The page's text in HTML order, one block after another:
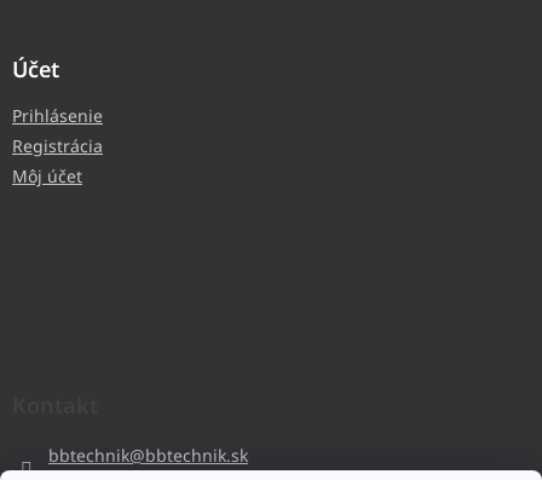
Účet
Prihlásenie
Registrácia
Môj účet
bbtechnik@bbtechnik.sk